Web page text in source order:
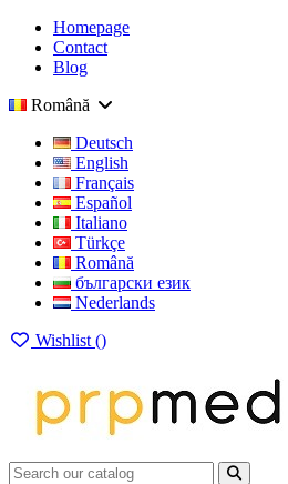
Homepage
Contact
Blog
Română
Deutsch
English
Français
Español
Italiano
Türkçe
Română
български език
Nederlands
Wishlist ()